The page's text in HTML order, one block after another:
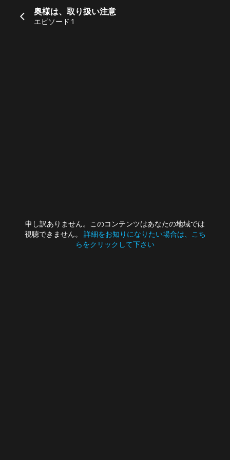
奥様は、取り扱い注意
エピソード 1
申し訳ありません。このコンテンツはあなたの地域では
視聴できません。
詳細をお知りになりたい場合は、こち
らをクリックして下さい